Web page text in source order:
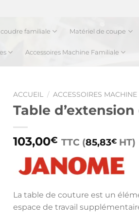
familiale Matériel de coupe
Accessoires Machine Familiale
ACCUEIL / ACCESSOIRES
Table
103,00€ TTC (85,83€ HT)
La table de couture est un
espace de travail